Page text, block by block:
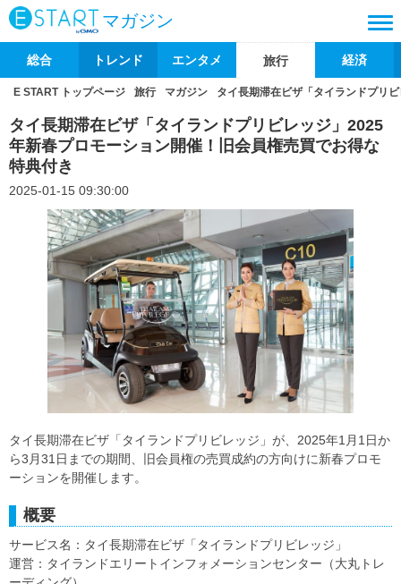
マガジン
総合 トレンド エンタメ 旅行 経済
E START トップページ 旅行 マガジン タイ長期滞在ビザ「タイランドプリ
タイ長期滞在ビザ「タイランドプリビレッジ」2025
年新春プロモーション開催！旧会員権売買でお得な
特典付き
2025-01-15 09:30:00
タイ長期滞在ビザ「タイランドプリビレッジ」が、2025年1月1日か
ら3月31日までの期間、旧会員権の売買成約の方向けに新春プロモ
ーションを開催します。
概要
サービス名：タイ長期滞在ビザ「タイランドプリビレッジ」
運営：タイランドエリートインフォメーションセンター（大丸トレ